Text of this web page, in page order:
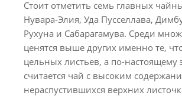
Стоит отметить семь главных
Нувара-Элия, Уда Пусселлава,
Рухуна и Сабарагамува. Среди
ценятся выше других именно те,
цельных листьев, а по-настоящему
считается чай с высоким
нераспустившихся верхних